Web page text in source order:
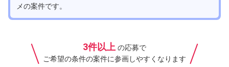
メの案件です。
3件以上 の応募で
ご希望の条件の案件に参画しやすくなります